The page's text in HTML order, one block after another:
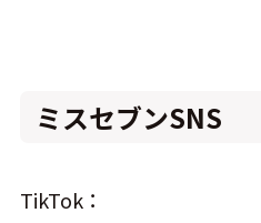
ミスセブンSNS
TikTok：